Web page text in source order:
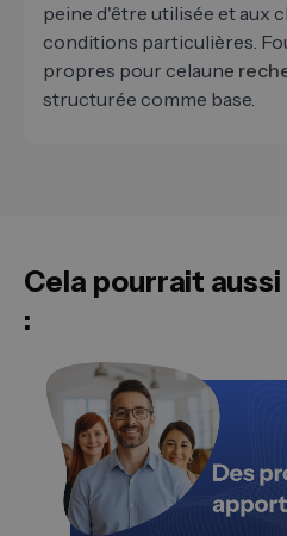
peine d'être utilisée et aux
conditions particulières.
propres pour celaune
structurée comme base.
Cela pourrait
: